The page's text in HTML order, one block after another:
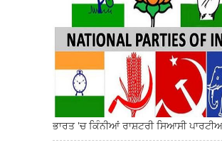
ਭਾਰਤ 'ਚ ਕਿੰਨੀਆਂ ਰਾਸ਼ਟਰੀ ਸਿਆਸੀ